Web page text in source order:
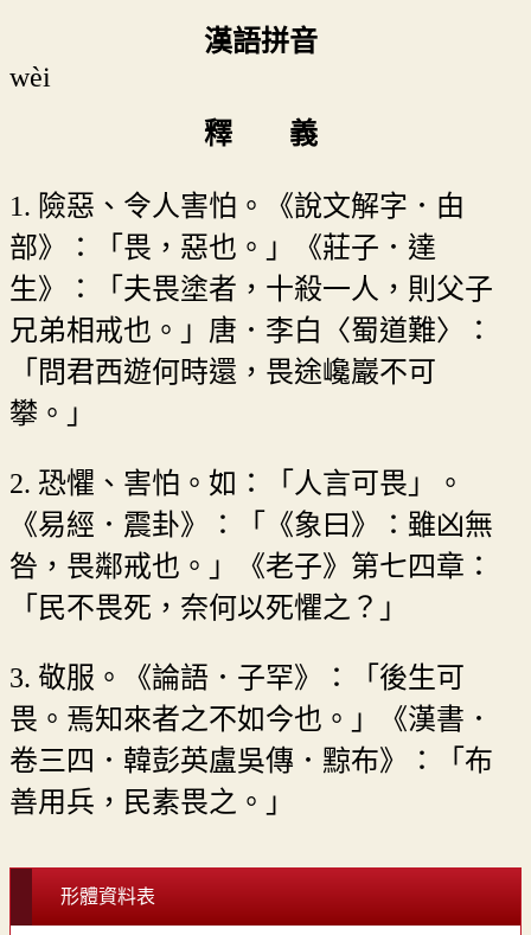
漢語拼音
wèi
釋 義
1. 險惡、令人害怕。《說文解字．甶
部》：「畏，惡也。」《莊子．達
生》：「夫畏塗者，十殺一人，則父子
兄弟相戒也。」唐．李白〈蜀道難〉：
「問君西遊何時還，畏途巉巖不可
攀。」
2. 恐懼、害怕。如：「人言可畏」。
《易經．震卦》：「《象曰》：雖凶無
咎，畏鄰戒也。」《老子》第七四章：
「民不畏死，奈何以死懼之？」
3. 敬服。《論語．子罕》：「後生可
畏。焉知來者之不如今也。」《漢書．
卷三四．韓彭英盧吳傳．黥布》：「布
善用兵，民素畏之。」
形體資料表